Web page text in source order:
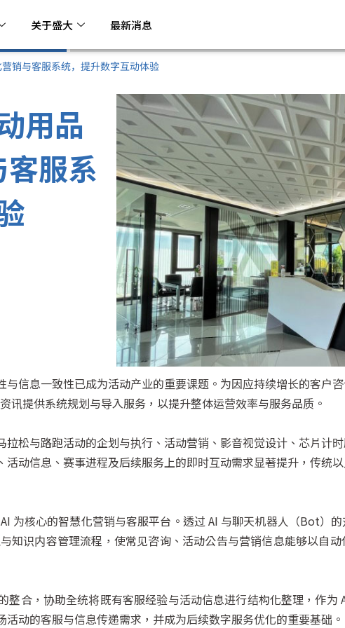
关于盛大 最新消息
销与客服系统，提升数字互动体验
用品
服系
信息一致性已成为活动产业的重要课题。为因应持续增长的客户
讯提供系统规划与导入服务，以提升整体运营效率与服务品质。
松与路跑活动的企划与执行、活动营销、影音视觉设计、芯片计
动信息、赛事进程及后续服务上的即时互动需求显著提升，传统
为核心的智慧化营销与客服平台。透过 AI 与聊天机器人（Bot）
知识内容管理流程，使常见咨询、活动公告与营销信息能够以自
合，协助全统将既有客服经验与活动信息进行结构化整理，作为
动的客服与信息传递需求，并成为后续数字服务优化的重要基础。